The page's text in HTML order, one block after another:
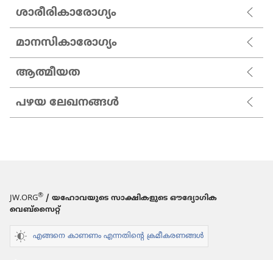
ശാരീരികാരോഗ്യം
മാനസികാരോഗ്യം
ആത്മീയത
പഴയ ലേഖനങ്ങൾ
JW.ORG® / യഹോവയുടെ സാക്ഷികളുടെ ഔദ്യോഗിക
വെബ്സൈറ്റ്
എങ്ങനെ കാണണം എന്നതിന്റെ ക്രമീകരണങ്ങൾ